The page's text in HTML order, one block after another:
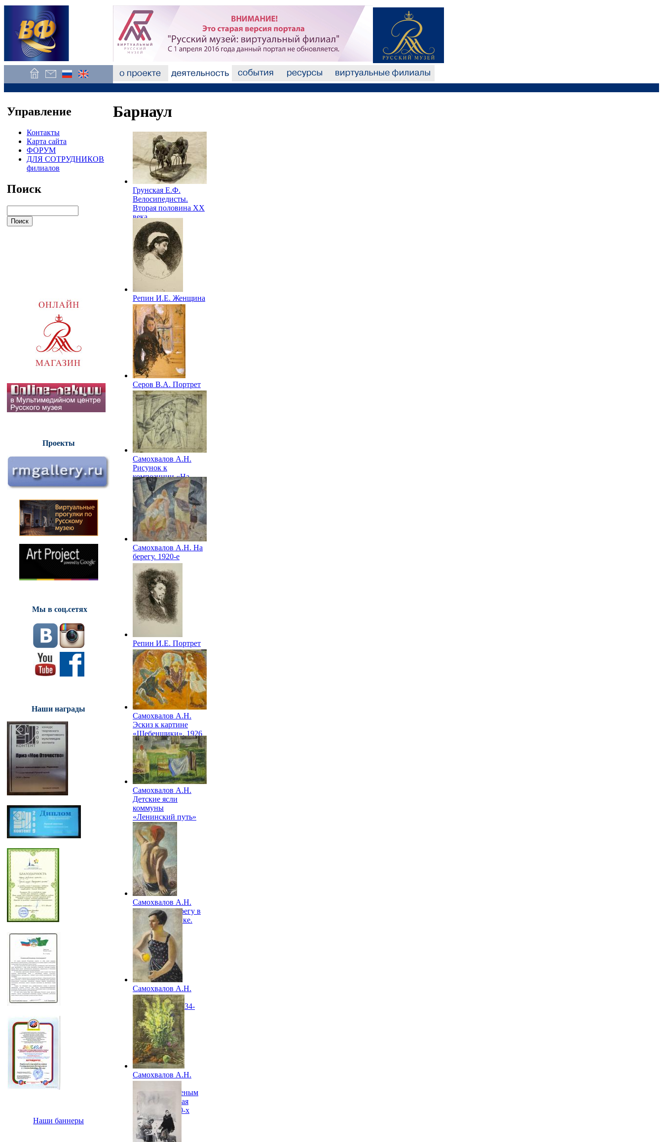
Управление
Контакты
Карта сайта
ФОРУМ
ДЛЯ СОТРУДНИКОВ
филиалов
Поиск
Проекты
Мы в соц.сетях
Наши награды
Наши баннеры
Барнаул
Грунская Е.Ф.
Велосипедисты.
Вторая половина XX
века
Репин И.Е. Женщина
в чепце. 1870.
ГХМАК
Серов В.А. Портрет
жены О.Ф.Серовой.
Конец 1880-х -
начало 1890-х
Самохвалов А.Н.
Рисунок к
композиции «На
берегу». 1920-е
Самохвалов А.Н. На
берегу. 1920-е
Репин И.Е. Портрет
художника
Шиндлера. 1920.
ГХМАК
Самохвалов А.Н.
Эскиз к картине
«Щебенщики». 1926
Самохвалов А.Н.
Детские ясли
коммуны
«Ленинский путь»
1931-1932
Самохвалов А.Н.
Девочка на берегу в
красной косынке.
Самохвалов А.Н.
Девочка с
апельсином. 1934-
1935
Самохвалов А.Н.
Натюрморт с
рябиной и зеленым
яблоком. Первая
половина 1940-х